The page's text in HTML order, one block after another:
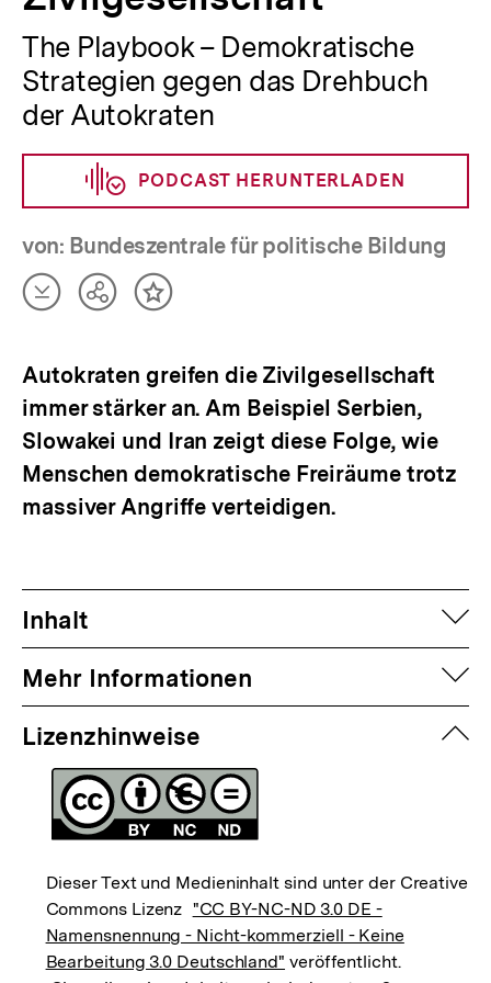
The Playbook – Demokratische
Strategien gegen das Drehbuch
der Autokraten
PODCAST HERUNTERLADEN
von: Bundeszentrale für politische Bildung
Artikel
herunterladen
TeilenInhalt
Autokraten greifen die Zivilgesellschaft
immer stärker an. Am Beispiel Serbien,
Slowakei und Iran zeigt diese Folge, wie
Menschen demokratische Freiräume trotz
massiver Angriffe verteidigen.
Inhalt
Mehr Informationen
Lizenzhinweise
Dieser Text und Medieninhalt sind unter der Creative
Commons Lizenz "CC BY-NC-ND 3.0 DE -
Namensnennung - Nicht-kommerziell - Keine
Bearbeitung 3.0 Deutschland" veröffentlicht.